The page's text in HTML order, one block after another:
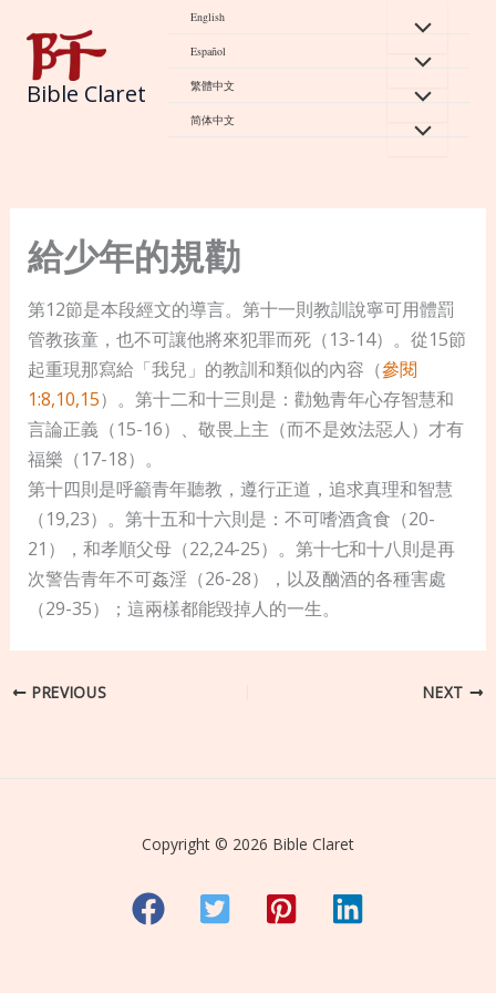
content
Bible Claret
English
Español
繁體中文
简体中文
給少年的規勸
第12節是本段經文的導言。第十一則教訓說寧可用體罰
管教孩童，也不可讓他將來犯罪而死（13-14）。從15節
起重現那寫給「我兒」的教訓和類似的內容（參閱
1:8,10,15）。第十二和十三則是：勸勉青年心存智慧和
言論正義（15-16）、敬畏上主（而不是效法惡人）才有
福樂（17-18）。
第十四則是呼籲青年聽教，遵行正道，追求真理和智慧
（19,23）。第十五和十六則是：不可嗜酒貪食（20-
21），和孝順父母（22,24-25）。第十七和十八則是再
次警告青年不可姦淫（26-28），以及酗酒的各種害處
（29-35）；這兩樣都能毀掉人的一生。
PREVIOUS NEXT
Copyright © 2026 Bible Claret